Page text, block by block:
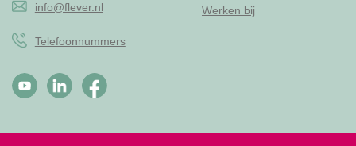
info@flever.nl
Telefoonnummers
Werken bij